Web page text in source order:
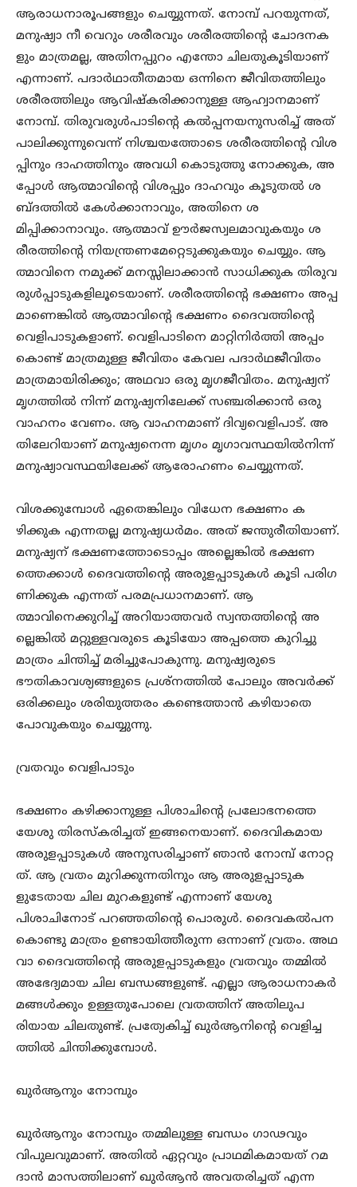
ആരാധനാരൂപങ്ങളും ചെയ്യുന്നത്. നോമ്പ് പറയുന്നത്,
മനുഷ്യാ നീ വെറും ശരീരവും ശരീരത്തിന്റെ ചോദനക
ളും മാത്രമല്ല, അതിനപ്പുറം എന്തോ ചിലതുകൂടിയാണ്
എന്നാണ്. പദാർഥാതീതമായ ഒന്നിനെ ജീവിതത്തിലും
ശരീരത്തിലും ആവിഷ്കരിക്കാനുള്ള ആഹ്വാനമാണ്
നോമ്പ്. തിരുവരുൾപാടിന്റെ കൽപ്പനയനുസരിച്ച് അത്
പാലിക്കുന്നുവെന്ന് നിശ്ചയത്തോടെ ശരീരത്തിന്റെ വിശ
പ്പിനും ദാഹത്തിനും അവധി കൊടുത്തു നോക്കുക, അ
പ്പോൾ ആത്മാവിന്റെ വിശപ്പും ദാഹവും കൂടുതൽ ശ
ബ്ദത്തിൽ കേൾക്കാനാവും, അതിനെ ശ
മിപ്പിക്കാനാവും. ആത്മാവ് ഊർജസ്വലമാവുകയും ശ
രീരത്തിന്റെ നിയന്ത്രണമേറ്റെടുക്കുകയും ചെയ്യും. ആ
ത്മാവിനെ നമുക്ക് മനസ്സിലാക്കാൻ സാധിക്കുക തിരുവ
രുൾപ്പാടുകളിലൂടെയാണ്. ശരീരത്തിന്റെ ഭക്ഷണം അപ്പ
മാണെങ്കിൽ ആത്മാവിന്റെ ഭക്ഷണം ദൈവത്തിന്റെ
വെളിപാടുകളാണ്. വെളിപാടിനെ മാറ്റിനിർത്തി അപ്പം
കൊണ്ട് മാത്രമുള്ള ജീവിതം കേവല പദാർഥജീവിതം
മാത്രമായിരിക്കും; അഥവാ ഒരു മൃഗജീവിതം. മനുഷ്യന്
മൃഗത്തിൽ നിന്ന് മനുഷ്യനിലേക്ക് സഞ്ചരിക്കാൻ ഒരു
വാഹനം വേണം. ആ വാഹനമാണ് ദിവ്യവെളിപാട്. അ
തിലേറിയാണ് മനുഷ്യനെന്ന മൃഗം മൃഗാവസ്ഥയിൽനിന്ന്
മനുഷ്യാവസ്ഥയിലേക്ക് ആരോഹണം ചെയ്യുന്നത്.
വിശക്കുമ്പോൾ ഏതെങ്കിലും വിധേന ഭക്ഷണം ക
ഴിക്കുക എന്നതല്ല മനുഷ്യധർമം. അത് ജന്തുരീതിയാണ്.
മനുഷ്യന് ഭക്ഷണത്തോടൊപ്പം അല്ലെങ്കിൽ ഭക്ഷണ
ത്തെക്കാൾ ദൈവത്തിന്റെ അരുളപ്പാടുകൾ കൂടി പരിഗ
ണിക്കുക എന്നത് പരമപ്രധാനമാണ്. ആ
ത്മാവിനെക്കുറിച്ച് അറിയാത്തവർ സ്വന്തത്തിന്റെ അ
ല്ലെങ്കിൽ മറ്റുള്ളവരുടെ കൂടിയോ അപ്പത്തെ കുറിച്ചു
മാത്രം ചിന്തിച്ച് മരിച്ചുപോകുന്നു. മനുഷ്യരുടെ
ഭൗതികാവശ്യങ്ങളുടെ പ്രശ്നത്തിൽ പോലും അവർക്ക്
ഒരിക്കലും ശരിയുത്തരം കണ്ടെത്താൻ കഴിയാതെ
പോവുകയും ചെയ്യുന്നു.
വ്രതവും വെളിപാടും
ഭക്ഷണം കഴിക്കാനുള്ള പിശാചിന്റെ പ്രലോഭനത്തെ
യേശു തിരസ്കരിച്ചത് ഇങ്ങനെയാണ്. ദൈവികമായ
അരുളപ്പാടുകൾ അനുസരിച്ചാണ് ഞാൻ നോമ്പ് നോറ്റ
ത്. ആ വ്രതം മുറിക്കുന്നതിനും ആ അരുളപ്പാടുക
ളുടേതായ ചില മുറകളുണ്ട് എന്നാണ് യേശു
പിശാചിനോട് പറഞ്ഞതിന്റെ പൊരുൾ. ദൈവകൽപന
കൊണ്ടു മാത്രം ഉണ്ടായിത്തീരുന്ന ഒന്നാണ് വ്രതം. അഥ
വാ ദൈവത്തിന്റെ അരുളപ്പാടുകളും വ്രതവും തമ്മിൽ
അഭേദ്യമായ ചില ബന്ധങ്ങളുണ്ട്. എല്ലാ ആരാധനാകർ
മങ്ങൾക്കും ഉള്ളതുപോലെ വ്രതത്തിന് അതിലുപ
രിയായ ചിലതുണ്ട്. പ്രത്യേകിച്ച് ഖുർആനിന്റെ വെളിച്ച
ത്തിൽ ചിന്തിക്കുമ്പോൾ.
ഖുർആനും നോമ്പും
ഖുർആനും നോമ്പും തമ്മിലുള്ള ബന്ധം ഗാഢവും
വിപുലവുമാണ്. അതിൽ ഏറ്റവും പ്രാഥമികമായത് റമ
ദാൻ മാസത്തിലാണ് ഖുർആൻ അവതരിച്ചത് എന്ന